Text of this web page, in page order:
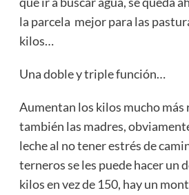
la parcela mejor para las
kilos…
Una doble y triple función…
Aumentan los kilos mucho más
también las madres,
leche al no tener estrés de
terneros se les puede hacer un
kilos en vez de 150, hay un